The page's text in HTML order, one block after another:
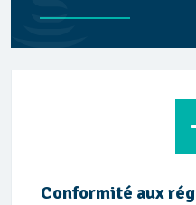
Conformité aux